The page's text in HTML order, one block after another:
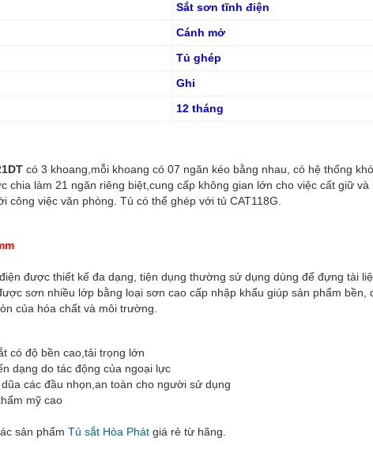
Sắt sơn tĩnh điện
Cánh mở
Tủ ghép
Ghi
12 tháng
có 3 khoang,mỗi khoang có 07 ngăn kéo bằng nhau, có hệ thống
chia làm 21 ngăn riêng biệt,cung cấp không gian lớn cho việc cất giữ và
công việc văn phòng. Tủ có thể ghép với tủ CAT118G.
được thiết kế đa dạng, tiện dụng thường sử dụng dùng để đựng tài
sơn nhiều lớp bằng loại sơn cao cấp nhập khẩu giúp sản phẩm bền,
của hóa chất và môi trường.
có độ bền cao,tải trọng lớn
dạng do tác động của ngoại lực
các đầu nhọn,an toàn cho người sử dụng
mỹ cao
sản phẩm Tủ sắt Hòa Phát giá rẻ từ hãng.